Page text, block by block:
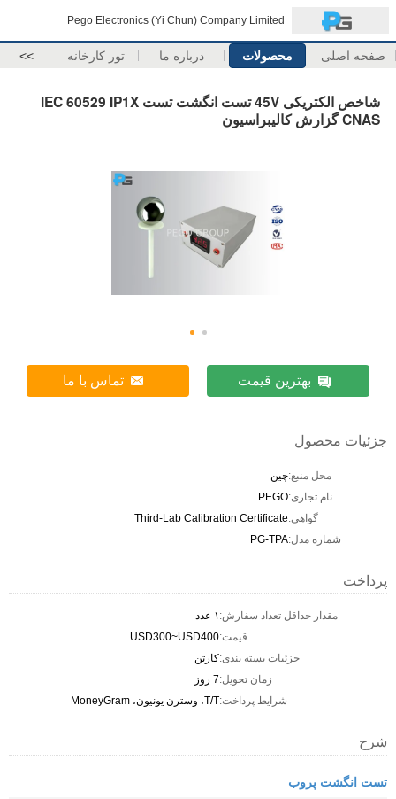
Pego Electronics (Yi Chun) Company Limited
صفحه اصلی محصولات درباره ما تور کارخانه >>
شاخص الکتریکی 45V تست انگشت تست IEC 60529 IP1X
CNAS گزارش کالیبراسیون
بهترین قیمت تماس با ما
جزئیات محصول
محل منبع:چين
نام تجاری:PEGO
گواهی:Third-Lab Calibration Certificate
شماره مدل:PG-TPA
پرداخت
مقدار حداقل تعداد سفارش:۱ عدد
قیمت:USD300~USD400
جزئیات بسته بندی:کارتن
زمان تحویل:7 روز
شرایط پرداخت:T/T، وسترن یونیون، MoneyGram
شرح
تست انگشت پروب